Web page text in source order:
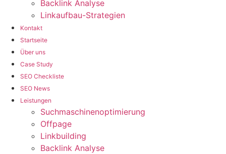
Backlink Analyse
Linkaufbau-Strategien
Kontakt
Startseite
Über uns
Case Study
SEO Checkliste
SEO News
Leistungen
Suchmaschinenoptimierung
Offpage
Linkbuilding
Backlink Analyse